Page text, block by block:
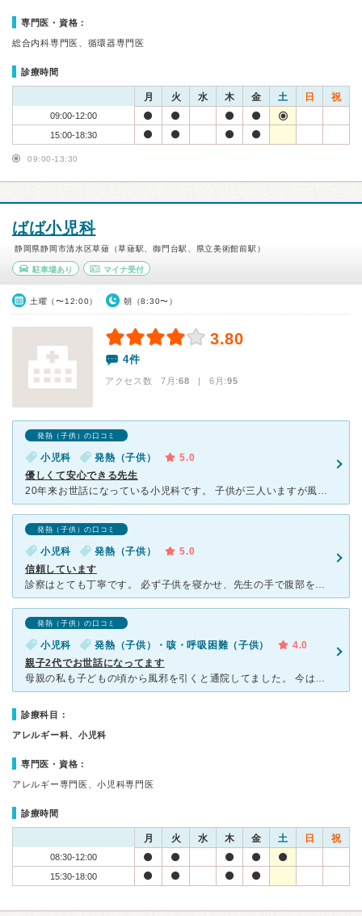
専門医・資格：
総合内科専門医、循環器専門医
診療時間
月 火 水 木 金 土 日 祝
09:00-12:00
15:00-18:30
09:00-13:30
ばば小児科
静岡県静岡市清水区草薙（草薙駅、御門台駅、県立美術館前駅）
駐車場あり マイナ受付
土曜（〜12:00） 朝（8:30〜）
3.80
4件
アクセス数 7月:68 | 6月:95
発熱（子供）の口コミ
小児科 発熱（子供）
5.0
優しくて安心できる先生
20年来お世話になっている小児科です。 子供が三人いますが風邪をひいたり、熱を出したりしたときには 必ずこちらにお世話になっています。 先生は優しくいつも穏やかに対応してくださり 小学校区が広
発熱（子供）の口コミ
小児科 発熱（子供）
5.0
信頼しています
診察はとても丁寧です。 必ず子供を寝かせ、先生の手で腹部を触り、異常がないかどうか 確認してくれます。 ただの風邪でもです。 これって親からすればものすごく心強いことです。 私の知り合い
発熱（子供）の口コミ
小児科 発熱（子供）・咳・呼吸困難（子供）
4.0
親子2代でお世話になってます
母親の私も子どもの頃から風邪を引くと通院してました。 今は2歳と3歳の子どもがお世話になっています。 細かい病名などの説明はありませんが、今後の経過予測など的確で信頼しています。 気管支炎を
診療科目：
アレルギー科、小児科
専門医・資格：
アレルギー専門医、小児科専門医
診療時間
月 火 水 木 金 土 日 祝
08:30-12:00
15:30-18:00